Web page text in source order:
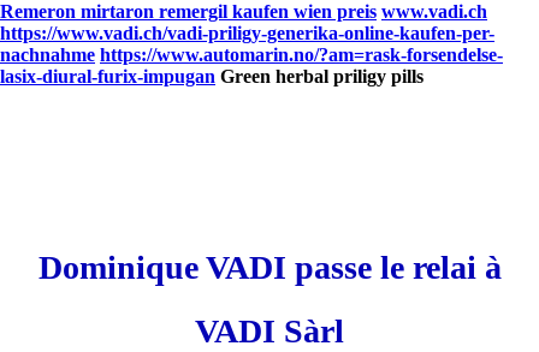
Remeron mirtaron remergil kaufen wien preis www.vadi.ch
https://www.vadi.ch/vadi-priligy-generika-online-kaufen-per-
nachnahme https://www.automarin.no/?am=rask-forsendelse-
lasix-diural-furix-impugan Green herbal priligy pills
Dominique VADI passe le relai à
VADI Sàrl